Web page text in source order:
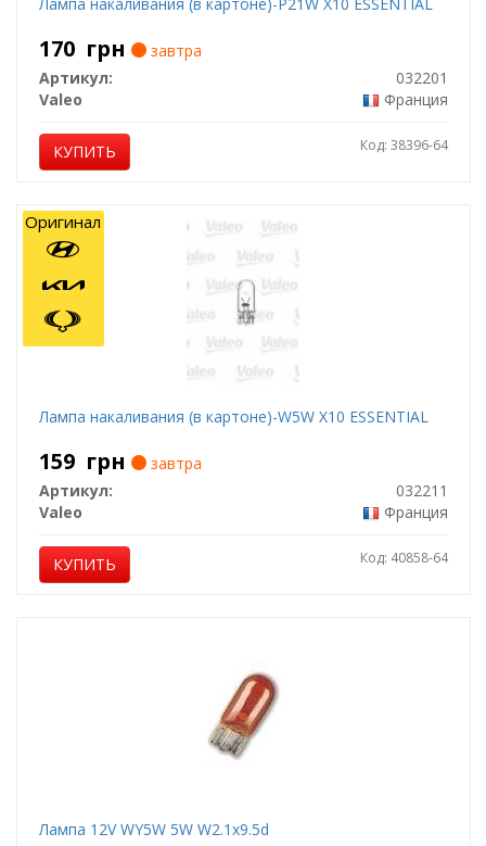
170 грн
завтра
Артикул:
032201
Valeo
Франция
КУПИТЬ Код: 38396-64
Лампа накаливания (в картоне)-W5W X10 ESSENTIAL
159 грн
завтра
Артикул:
032211
Valeo
Франция
КУПИТЬ Код: 40858-64
Оригинал
Лампа 12V WY5W 5W W2.1x9.5d